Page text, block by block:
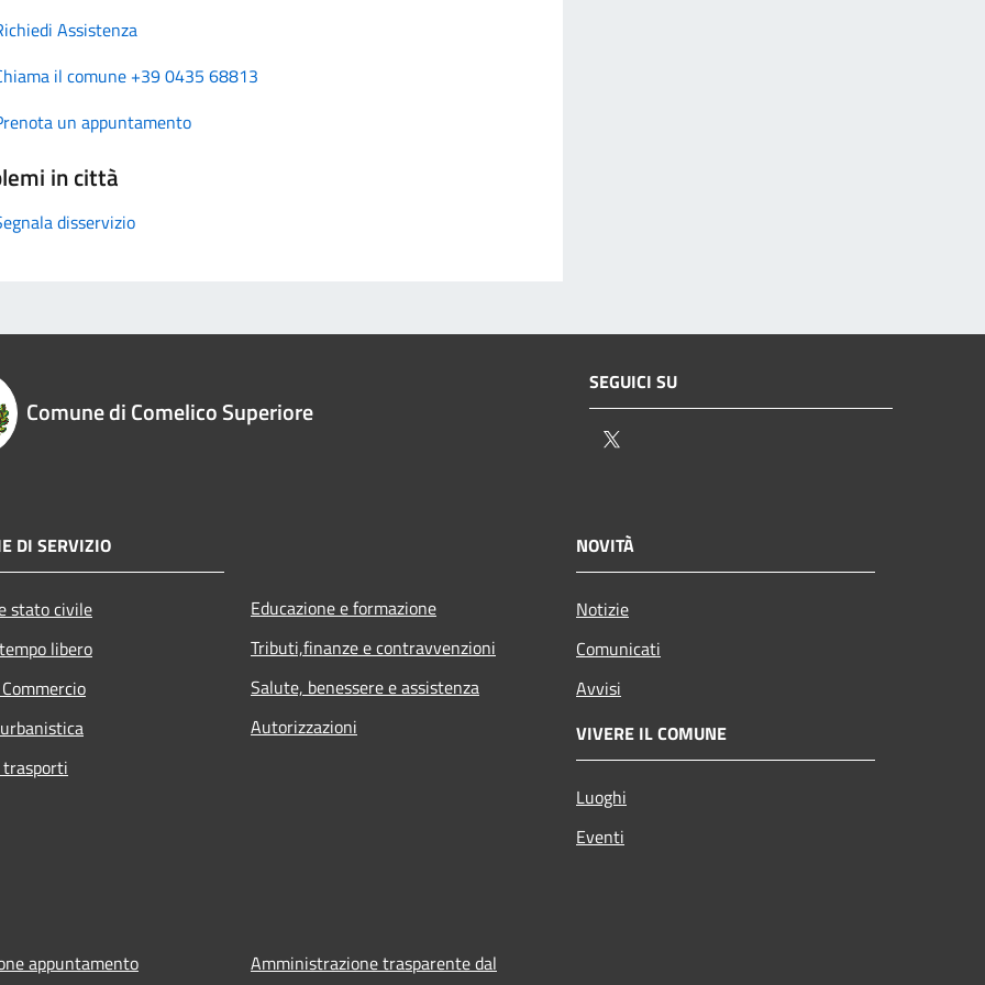
Assistenza
il comune +39 0435 68813
un appuntamento
in città
disservizio
Comune di Comelico Superiore
SEGUICI SU
DI SERVIZIO
stato civile
libero
Educazione e formazione
Tributi,finanze e contravvenzioni
Salute, benessere e assistenza
Autorizzazioni
NOVITÀ
Notizie
Comunicati
Avvisi
VIVERE IL COMUNE
Luoghi
Eventi
appuntamento
Amministrazione trasparente dal